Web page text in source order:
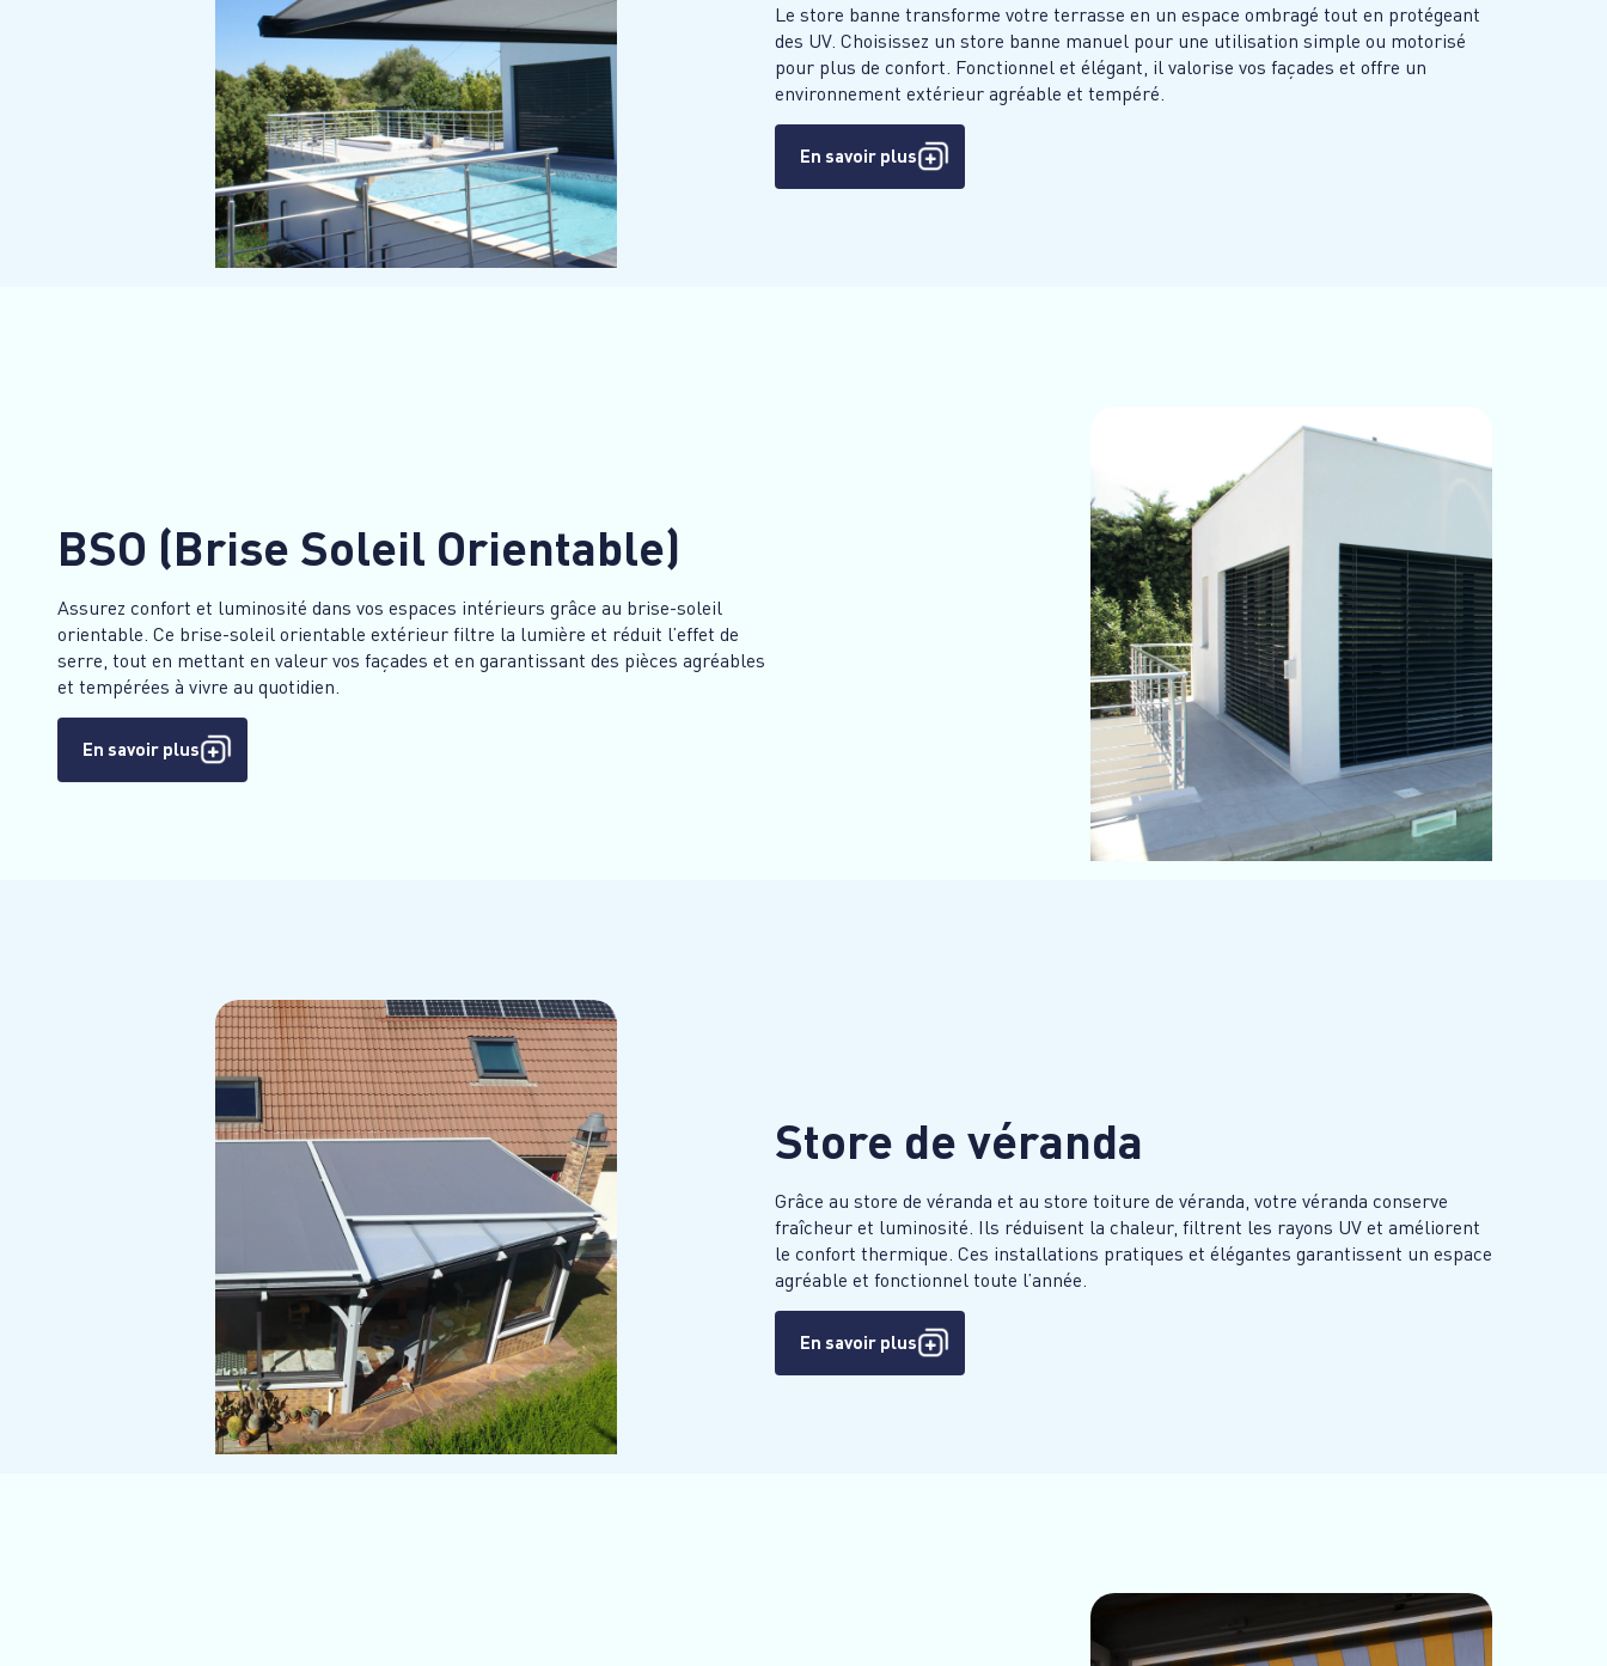
Le store banne transforme votre terrasse en un espace ombragé tout en protégeant
des UV. Choisissez un store banne manuel pour une utilisation simple ou motorisé
pour plus de confort. Fonctionnel et élégant, il valorise vos façades et offre un
environnement extérieur agréable et tempéré.
En savoir plus
BSO (Brise Soleil Orientable)
Assurez confort et luminosité dans vos espaces intérieurs grâce au brise-soleil
orientable. Ce brise-soleil orientable extérieur filtre la lumière et réduit l’effet de
serre, tout en mettant en valeur vos façades et en garantissant des pièces agréables
et tempérées à vivre au quotidien.
En savoir plus
Store de véranda
Grâce au store de véranda et au store toiture de véranda, votre véranda conserve
fraîcheur et luminosité. Ils réduisent la chaleur, filtrent les rayons UV et améliorent
le confort thermique. Ces installations pratiques et élégantes garantissent un espace
agréable et fonctionnel toute l’année.
En savoir plus